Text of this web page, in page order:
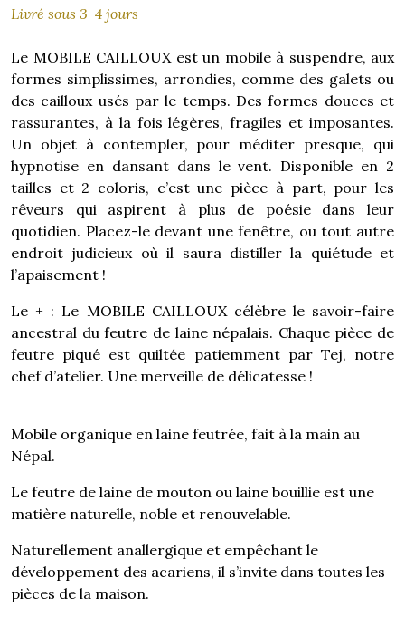
Livré sous 3-4 jours
Le MOBILE CAILLOUX est un mobile à suspendre, aux
formes simplissimes, arrondies, comme des galets ou
des cailloux usés par le temps. Des formes douces et
rassurantes, à la fois légères, fragiles et imposantes.
Un objet à contempler, pour méditer presque, qui
hypnotise en dansant dans le vent. Disponible en 2
tailles et 2 coloris, c’est une pièce à part, pour les
rêveurs qui aspirent à plus de poésie dans leur
quotidien. Placez-le devant une fenêtre, ou tout autre
endroit judicieux où il saura distiller la quiétude et
l’apaisement !
Le + : Le MOBILE CAILLOUX célèbre le savoir-faire
ancestral du feutre de laine népalais. Chaque pièce de
feutre piqué est quiltée patiemment par Tej, notre
chef d’atelier. Une merveille de délicatesse !
Mobile organique en laine feutrée, fait à la main au
Népal.
Le feutre de laine de mouton ou laine bouillie est une
matière naturelle, noble et renouvelable.
Naturellement anallergique et empêchant le
développement des acariens, il s’invite dans toutes les
pièces de la maison.